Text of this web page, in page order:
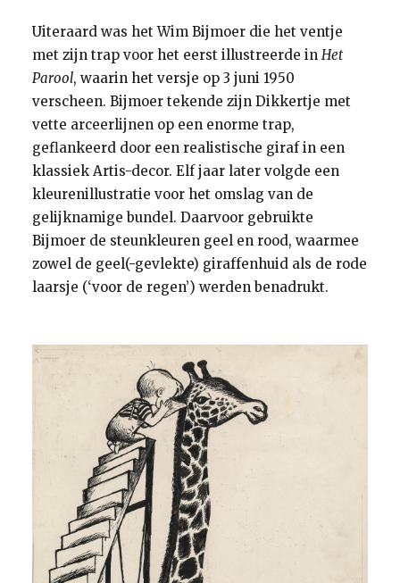
Uiteraard was het Wim Bijmoer die het ventje
met zijn trap voor het eerst illustreerde in Het
Parool, waarin het versje op 3 juni 1950
verscheen. Bijmoer tekende zijn Dikkertje met
vette arceerlijnen op een enorme trap,
geflankeerd door een realistische giraf in een
klassiek Artis-decor. Elf jaar later volgde een
kleurenillustratie voor het omslag van de
gelijknamige bundel. Daarvoor gebruikte
Bijmoer de steunkleuren geel en rood, waarmee
zowel de geel(-gevlekte) giraffenhuid als de rode
laarsje (‘voor de regen’) werden benadrukt.